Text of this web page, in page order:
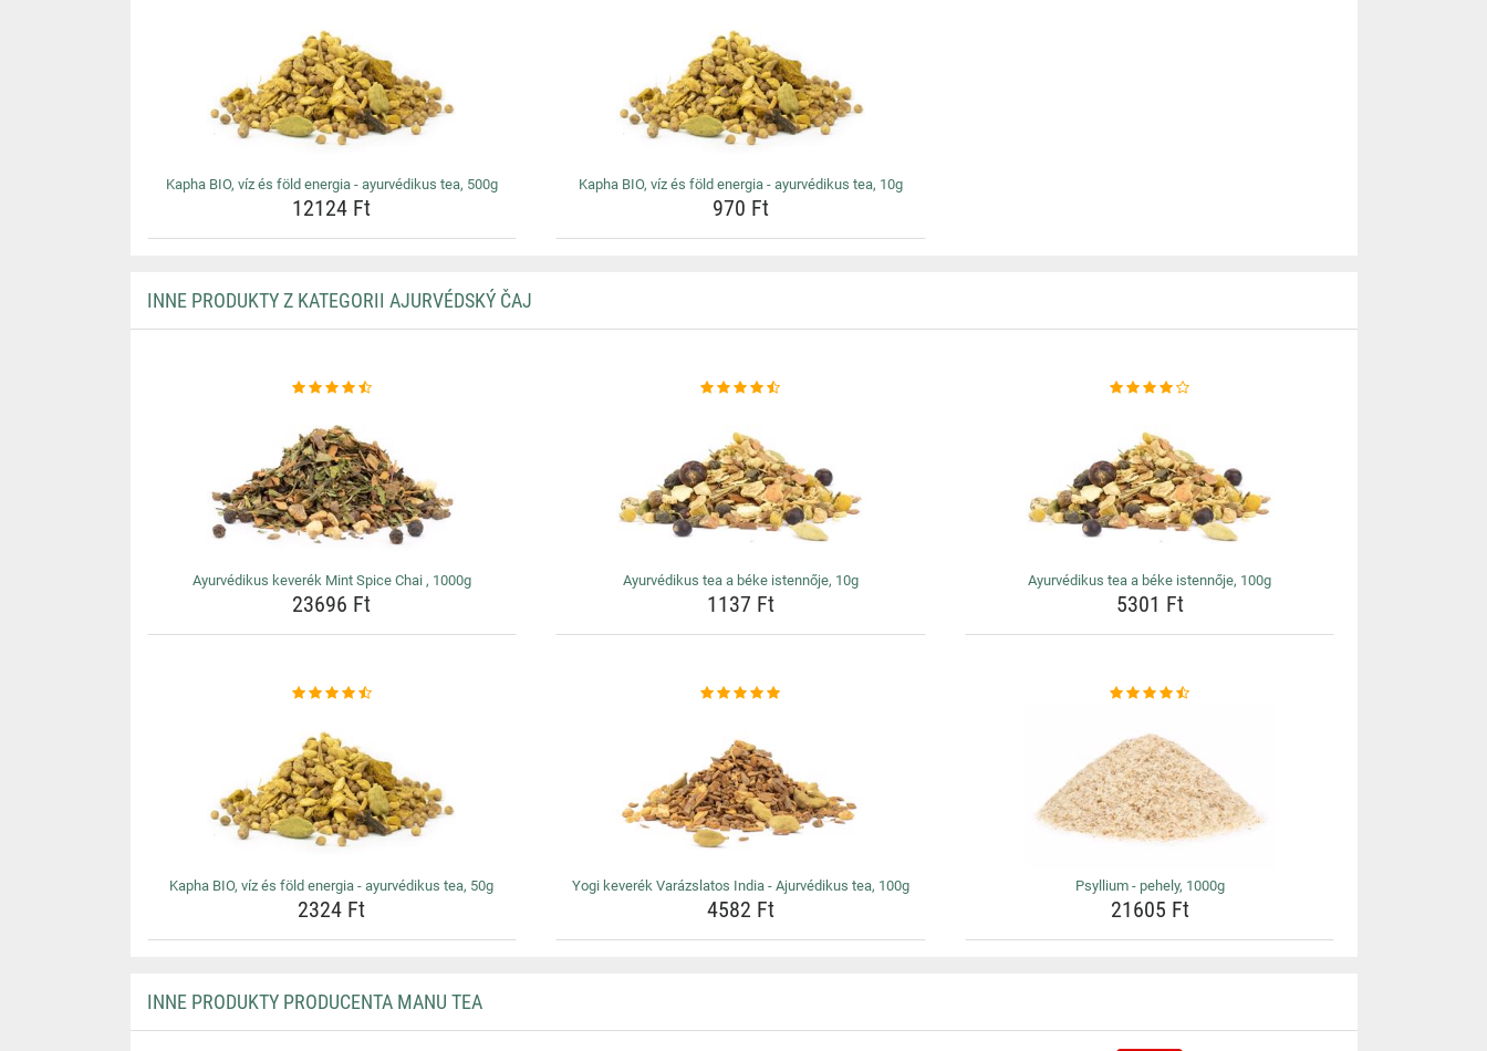
Kapha BIO, víz és föld energia - ayurvédikus tea, 500g
12124 Ft
Kapha BIO, víz és föld energia - ayurvédikus tea, 10g
970 Ft
INNE PRODUKTY Z KATEGORII AJURVÉDSKÝ ČAJ
Ayurvédikus keverék Mint Spice Chai , 1000g
23696 Ft
Ayurvédikus tea a béke istennője, 10g
1137 Ft
Ayurvédikus tea a béke istennője, 100g
5301 Ft
Kapha BIO, víz és föld energia - ayurvédikus tea, 50g
2324 Ft
Yogi keverék Varázslatos India - Ajurvédikus tea, 100g
4582 Ft
Psyllium - pehely, 1000g
21605 Ft
INNE PRODUKTY PRODUCENTA MANU TEA